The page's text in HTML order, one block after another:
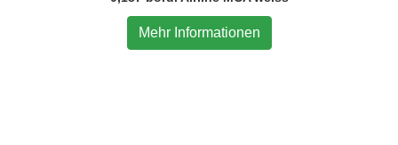
Mehr Informationen